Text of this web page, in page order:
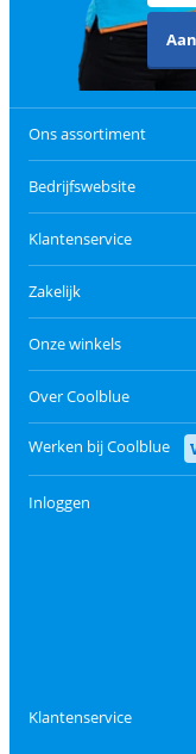
Ons assortiment
Bedrijfswebsite
Klantenservice
Zakelijk
Onze winkels
Over Coolblue
Werken bij Coolblue
Inloggen
Klantenservice